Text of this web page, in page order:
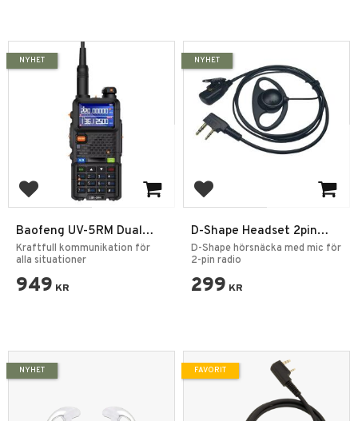
Lägg till i favoriter
Baofeng UV-5RM Dual
Band 8W Tvåvägsradio
Kraftfull kommunikation för
alla situationer
949 KR
NYHET
Lägg till i favoriter
D-Shape Headset 2pin
Walkie Talkie Hörsnäcka
med Mikrofon
D-Shape hörsnäcka med mic för
2-pin radio
299 KR
NYHET
NYHET FAVORIT